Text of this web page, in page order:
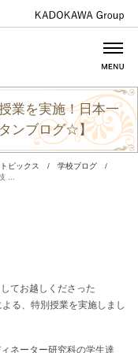
業を実施！日本一
ンブログ☆】
トピックス / 学校ブログ
/
...
てお越しくださった
る、 特別授業を実施しまし
ネーター研究科の学生達